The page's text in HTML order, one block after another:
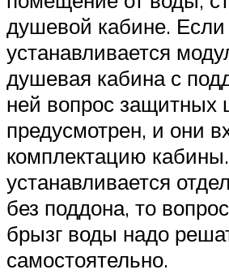
душевой кабине. Если
устанавливается
душевая кабина с
ней вопрос защитных
предусмотрен, и они
комплектацию
устанавливается
без поддона, то
брызг воды надо
самостоятельно.